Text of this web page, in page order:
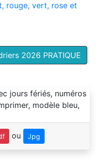
rouge, vert, rose et
2026 PRATIQUE
ou Jpg